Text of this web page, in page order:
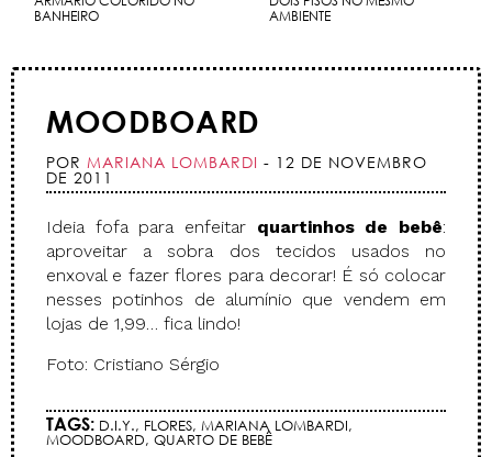
BANHEIRO
AMBIENTE
MOODBOARD
POR MARIANA LOMBARDI - 12 DE NOVEMBRO
DE 2011
Ideia fofa para enfeitar quartinhos de bebê:
aproveitar a sobra dos tecidos usados no
enxoval e fazer flores para decorar! É só colocar
nesses potinhos de alumínio que vendem em
lojas de 1,99… fica lindo!
Foto: Cristiano Sérgio
TAGS: D.I.Y., FLORES, MARIANA LOMBARDI,
MOODBOARD, QUARTO DE BEBÊ